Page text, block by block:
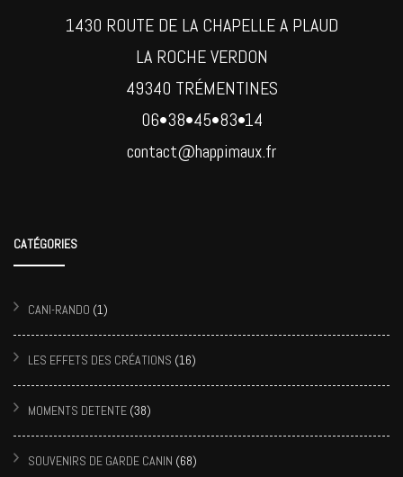
1430 ROUTE DE LA CHAPELLE A PLAUD
LA ROCHE VERDON
49340 TRÉMENTINES
06•38•45•83•14
contact@happimaux.fr
CATÉGORIES
CANI-RANDO (1)
LES EFFETS DES CRÉATIONS (16)
MOMENTS DETENTE (38)
SOUVENIRS DE GARDE CANIN (68)